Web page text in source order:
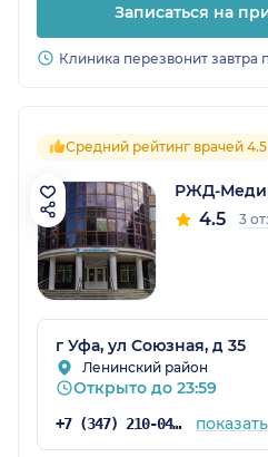
Записаться на
Клиника перезвонит завтра
Средний рейтинг врачей 4.5
РЖД-
4.5 3
г Уфа, ул Союзная, д 35
Ленинский район
Открыто до 23:59
+7 (347) 210-04-96 показать